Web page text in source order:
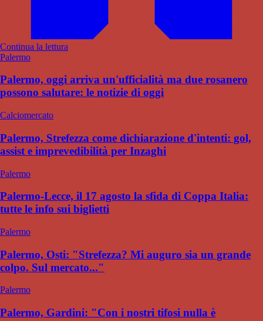
Continua la lettura
Palermo
Palermo, oggi arriva un'ufficialità ma due rosanero
possono salutare: le notizie di oggi
Calciomercato
Palermo, Strefezza come dichiarazione d'intenti: gol,
assist e imprevedibilità per Inzaghi
Palermo
Palermo-Lecce, il 17 agosto la sfida di Coppa Italia:
tutte le info sui biglietti
Palermo
Palermo, Osti: "Strefezza? Mi auguro sia un grande
colpo. Sul mercato..."
Palermo
Palermo, Gardini: "Con i nostri tifosi nulla è